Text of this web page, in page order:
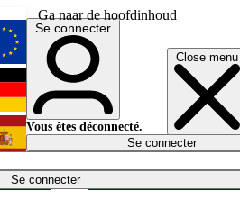
Ga naar de hoofdinhoud
Close menu
Se connecter
Économie
English
Deutsch
Español
Se connecter
Vous êtes déconnecté.
Se connecter